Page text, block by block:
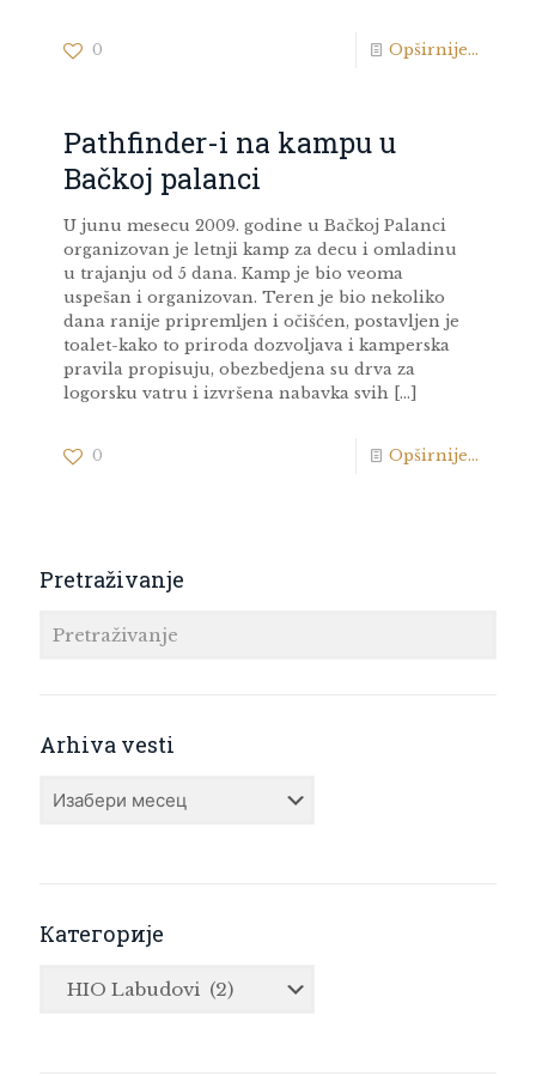
0 Opširnije...
Pathfinder-i na kampu u
Bačkoj palanci
U junu mesecu 2009. godine u Bačkoj Palanci
organizovan je letnji kamp za decu i omladinu
u trajanju od 5 dana. Kamp je bio veoma
uspešan i organizovan. Teren je bio nekoliko
dana ranije pripremljen i očišćen, postavljen je
toalet-kako to priroda dozvoljava i kamperska
pravila propisuju, obezbedjena su drva za
logorsku vatru i izvršena nabavka svih […]
0 Opširnije...
Pretraživanje
Arhiva vesti
vesti
Категорије